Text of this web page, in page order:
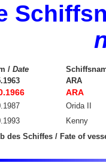
/ Date
ARA
ARA
Orida II
Kenny
des Schiffes / Fate of